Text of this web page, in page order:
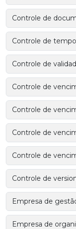
Controle de
Controle de
Controle de
Controle de
Controle de
Controle de
Controle de
Controle de
Empresa de
Empresa de